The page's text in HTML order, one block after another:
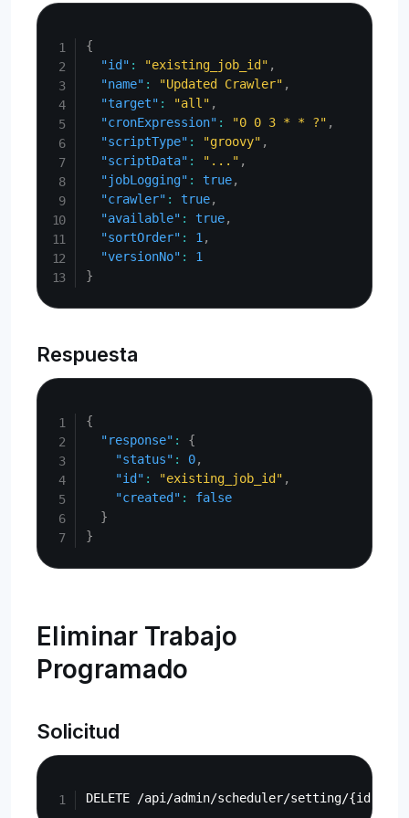
{
"id" : "existing_job_id" ,
"name" : "Updated Crawler" ,
"target" : "all" ,
"cronExpression" : "0 0 3 * * ?" ,
"scriptType" : "groovy" ,
"scriptData" : "..." ,
"jobLogging" : true,
"crawler" : true,
"available" : true,
"sortOrder" : 1 ,
"versionNo" :
1
}
Respuesta
{
"response" :
{
"status" : 0,
"id" : "existing_job_id" ,
"created" :
false
}
}
Eliminar Trabajo
Programado
Solicitud